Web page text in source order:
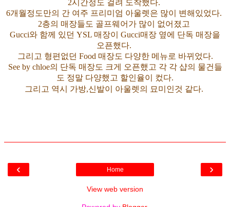
2시간정도 걸려 도착했다.
6개월정도만의 간 여주 프리미엄 아울렛은 많이 변해있었다.
2층의 매장들도 골프웨어가 많이 없어졌고
Gucci와 함께 있던 YSL 매장이 Gucci매장 옆에 단독 매장을
오픈했다.
그리고 형편없던 Food 매장도 다양한 메뉴로 바뀌었다.
See by chloe의 단독 매장도 크게 오픈했고 각 각 샵의 물건들
도 정말 다양했고 할인율이 컸다.
그리고 역시 가방,신발이 아울렛의 묘미인것 같다.
‹ ›
Home
View web version